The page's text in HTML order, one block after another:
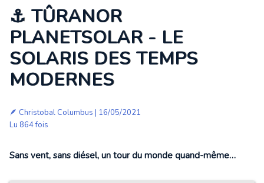
⚓ TÛRANOR
PLANETSOLAR - LE
SOLARIS DES TEMPS
MODERNES
🪶 Christobal Columbus | 16/05/2021
Lu 864 fois
Sans vent, sans diésel, un tour du monde quand-même…